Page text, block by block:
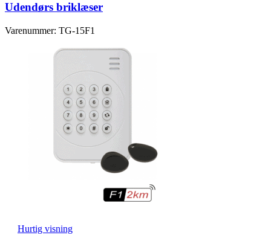
Udendørs briklæser
Varenummer: TG-15F1
Hurtig visning